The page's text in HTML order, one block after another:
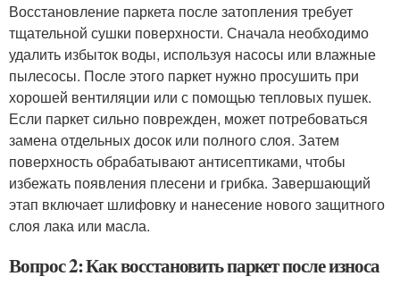
Восстановление паркета после затопления требует
тщательной сушки поверхности. Сначала необходимо
удалить избыток воды, используя насосы или влажные
пылесосы. После этого паркет нужно просушить при
хорошей вентиляции или с помощью тепловых пушек.
Если паркет сильно поврежден, может потребоваться
замена отдельных досок или полного слоя. Затем
поверхность обрабатывают антисептиками, чтобы
избежать появления плесени и грибка. Завершающий
этап включает шлифовку и нанесение нового защитного
слоя лака или масла.
Вопрос 2: Как восстановить паркет после износа